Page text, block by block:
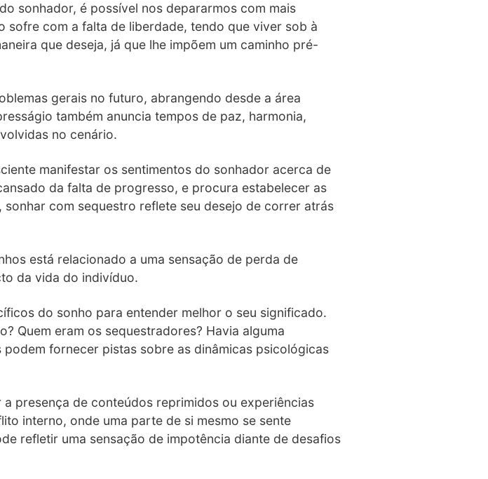
sonhador, é possível nos depararmos com mais
sofre com a falta de liberdade, tendo que viver sob à
que deseja, já que lhe impõem um caminho pré-
gerais no futuro, abrangendo desde a área
também anuncia tempos de paz, harmonia,
no cenário.
manifestar os sentimentos do sonhador acerca de
da falta de progresso, e procura estabelecer as
com sequestro reflete seu desejo de correr atrás
está relacionado a uma sensação de perda de
da vida do indivíduo.
do sonho para entender melhor o seu significado.
Quem eram os sequestradores? Havia alguma
fornecer pistas sobre as dinâmicas psicológicas
presença de conteúdos reprimidos ou experiências
interno, onde uma parte de si mesmo se sente
refletir uma sensação de impotência diante de desafios